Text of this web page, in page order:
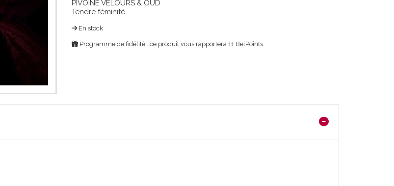
PIVOINE VELOURS & OUD
Tendre féminité
En stock
Programme de fidélité : ce produit vous rapportera 11 BelPoints.